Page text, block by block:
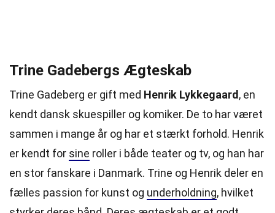
Trine Gadebergs Ægteskab
Trine Gadeberg er gift med Henrik Lykkegaard , en
kendt dansk skuespiller og komiker. De to har været
sammen i mange år og har et stærkt forhold. Henrik
er kendt for sine roller i både teater og tv, og han har
en stor fanskare i Danmark. Trine og Henrik deler en
fælles passion for kunst og underholdning, hvilket